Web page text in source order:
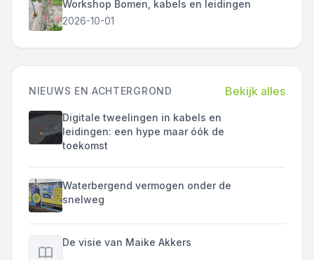
Workshop Bomen, kabels en leidingen
2026-10-01
NIEUWS EN ACHTERGROND Bekijk alles
Digitale tweelingen in kabels en
leidingen: een hype maar óók de
toekomst
Waterbergend vermogen onder de
snelweg
De visie van Maike Akkers